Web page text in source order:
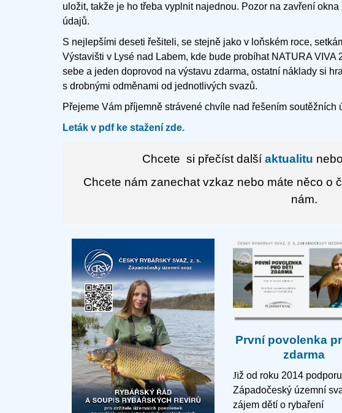
uložit, takže je ho třeba vyplnit najednou. Pozor na zavření
údajů.
S nejlepšími deseti řešiteli, se stejně jako v loňském roce,
Výstavišti v Lysé nad Labem, kde bude probíhat NATURA
sebe a jeden doprovod na výstavu zdarma, ostatní náklady si
s drobnými odměnami od jednotlivých svazů.
Přejeme Vám příjemně strávené chvíle nad řešením soutěžních
Leták v pdf ke stažení zde.
Chcete si přečíst další aktualitu
Chcete nám zanechat vzkaz nebo máte něco o
nám.
První povolenka
zdarma
Již od roku 2014
Západočeský územní
zájem dětí o rybaření